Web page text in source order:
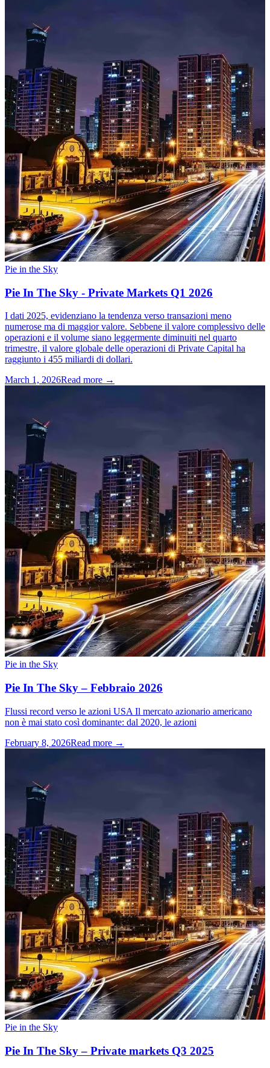
Pie in the Sky
Pie In The Sky - Private Markets Q1 2026
I dati 2025, evidenziano la tendenza verso transazioni meno
numerose ma di maggior valore. Sebbene il valore complessivo delle
operazioni e il volume siano leggermente diminuiti nel quarto
trimestre, il valore globale delle operazioni di Private Capital ha
raggiunto i 455 miliardi di dollari.
March 1, 2026Read more →
Pie in the Sky
Pie In The Sky – Febbraio 2026
Flussi record verso le azioni USA Il mercato azionario americano
non è mai stato così dominante: dal 2020, le azioni
February 8, 2026Read more →
Pie in the Sky
Pie In The Sky – Private markets Q3 2025